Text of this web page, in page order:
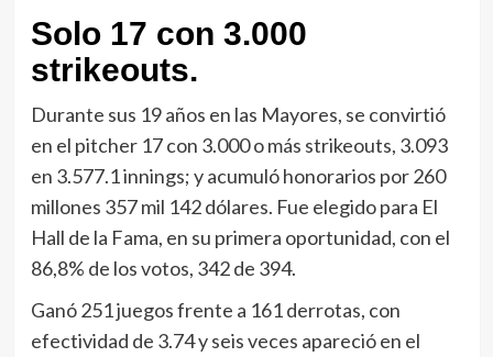
Solo 17 con 3.000
strikeouts.
Durante sus 19 años en las Mayores, se convirtió
en el pitcher 17 con 3.000 o más strikeouts, 3.093
en 3.577.1 innings; y acumuló honorarios por 260
millones 357 mil 142 dólares. Fue elegido para El
Hall de la Fama, en su primera oportunidad, con el
86,8% de los votos, 342 de 394.
Ganó 251 juegos frente a 161 derrotas, con
efectividad de 3.74 y seis veces apareció en el